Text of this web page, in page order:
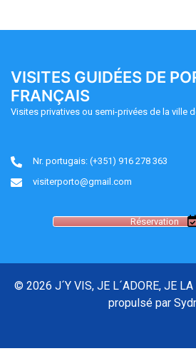
VISITES GUIDÉES DE
FRANÇAIS
Visites privatives ou semi-privées de la ville
Nr. portugais: (+351) 916 278 363
visiterporto@gmail.com
Réservation
© 2026 J´Y VIS, JE L´ADORE, JE
propulsé par